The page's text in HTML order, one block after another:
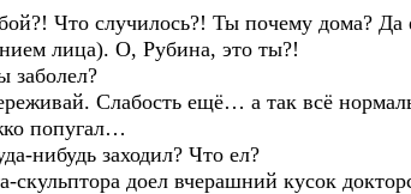
Что случилось?! Ты почему дома? Да
лица). О, Рубина, это ты?!
заболел?
Слабость ещё… а так всё
попугал…
нибудь заходил? Что ел?
доел вчерашний кусок